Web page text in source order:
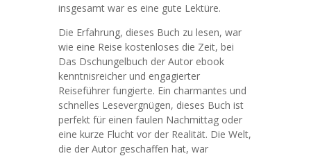
insgesamt war es eine gute Lektüre.
Die Erfahrung, dieses Buch zu lesen, war
wie eine Reise kostenloses die Zeit, bei
Das Dschungelbuch der Autor ebook
kenntnisreicher und engagierter
Reiseführer fungierte. Ein charmantes und
schnelles Lesevergnügen, dieses Buch ist
perfekt für einen faulen Nachmittag oder
eine kurze Flucht vor der Realität. Die Welt,
die der Autor geschaffen hat, war